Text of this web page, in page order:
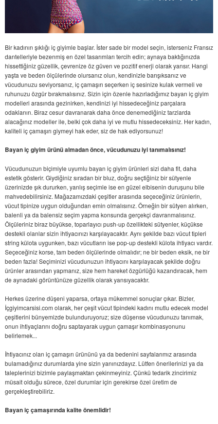
Bir kadının şıklığı iç giyimle başlar. İster sade bir model seçin, isterseniz Fransız
dantelleriyle bezenmiş en özel tasarımları tercih edin; aynaya baktığınızda
hissettiğiniz güzellik, çevrenize öz güven ve pozitif enerji olarak yansır. Hangi
yaşta ve beden ölçülerinde olursanız olun, kendinizle barışıksanız ve
vücudunuzu seviyorsanız, iç çamaşırı seçerken iç sesinize kulak vermeli ve
ruhunuzu özgür bırakmalısınız. Sizin için özenle hazırladığımız bayan iç giyim
modelleri arasında gezinirken, kendinizi iyi hissedeceğiniz parçalara
odaklanın. Biraz cesur davranarak daha önce denemediğiniz tarzlarda
alacağınız modeller ile, belki çok daha iyi ve mutlu hissedeceksiniz. Her kadın,
kaliteli iç çamaşırı giymeyi hak eder, siz de hak ediyorsunuz!
Bayan iç giyim ürünü almadan önce, vücudunuzu iyi tanımalısınız!
Vücudunuzun biçimiyle uyumlu bayan iç giyim ürünleri sizi daha fit, daha
estetik gösterir. Giydiğiniz sıradan bir bluz, doğru seçtiğiniz bir sütyenle
üzerinizde şık dururken, yanlış seçimle ise en güzel elbisenin duruşunu bile
mahvedebilirsiniz. Mağazamızdaki çeşitler arasında seçeceğiniz ürünlerin,
vücut tipinize uygun olduğundan emin olmalısınız. Örneğin bir sütyen alırken,
balenli ya da balensiz seçim yapma konsunda gerçekçi davranmalısınız.
Ölçüleriniz biraz büyükse, toparlayıcı push-up özellikteki sütyenler, küçükse
destekli olanlar sizin ihtiyacınızı karşılayacaktır. Aynı şekilde bazı vücut tipleri
string külota uygunken, bazı vücutların ise pop-up destekli külota ihtiyacı vardır.
Seçeceğiniz korse, tam beden ölçülerinde olmalıdır; ne bir beden eksik, ne bir
beden fazla! Seçiminizi vücudunuzun ihtiyacını karşılayacak şekilde doğru
ürünler arasından yapmanız, size hem hareket özgürlüğü kazandıracak, hem
de aynadaki görüntünüze güzellik olarak yansıyacaktır.
Herkes üzerine düşeni yaparsa, ortaya mükemmel sonuçlar çıkar. Bizler,
İçgiyimcarsisi.com olarak, her çeşit vücut tipindeki kadını mutlu edecek model
çeşitlerini bünyemizde bulunduruyoruz; size düşense vücudunuzu tanımak,
onun ihtiyaçlarını doğru saptayarak uygun çamaşır kombinasyonunu
belirlemek...
İhtiyacınız olan iç çamaşırı ürününü ya da bedenini sayfalarımız arasında
bulamadığınız durumlarda yine sizin yanınızdayız. Lütfen önerilerinizi ya da
taleplerinizi bizimle paylaşmaktan çekinmeyiniz. Çünkü tedarik zincirimiz
müsait olduğu sürece, özel durumlar için gerekirse özel üretim de
gerçekleştirebiliriz.
Bayan iç çamaşırında kalite önemlidir!